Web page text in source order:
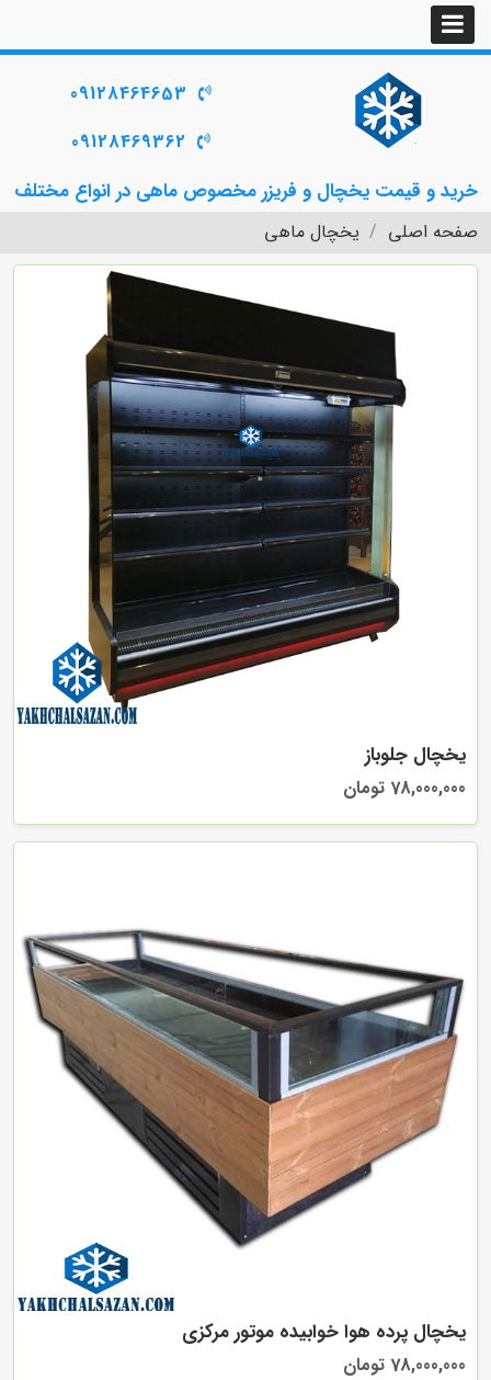
خرید و قیمت یخچال و فریزر مخصوص ماهی در انواع مختلف
09128464653
09128469362
صفحه اصلی یخچال ماهی
یخچال جلوباز
78,000,000 تومان
یخچال پرده هوا خوابیده موتور مرکزی
78,000,000 تومان